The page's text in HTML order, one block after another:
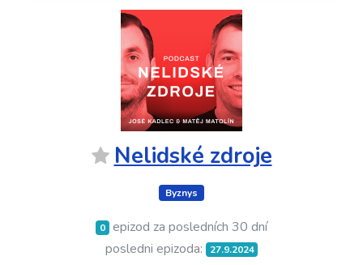
Nelidské zdroje
Byznys
0 epizod za posledních 30 dní
posledni epizoda:
27.9.2024